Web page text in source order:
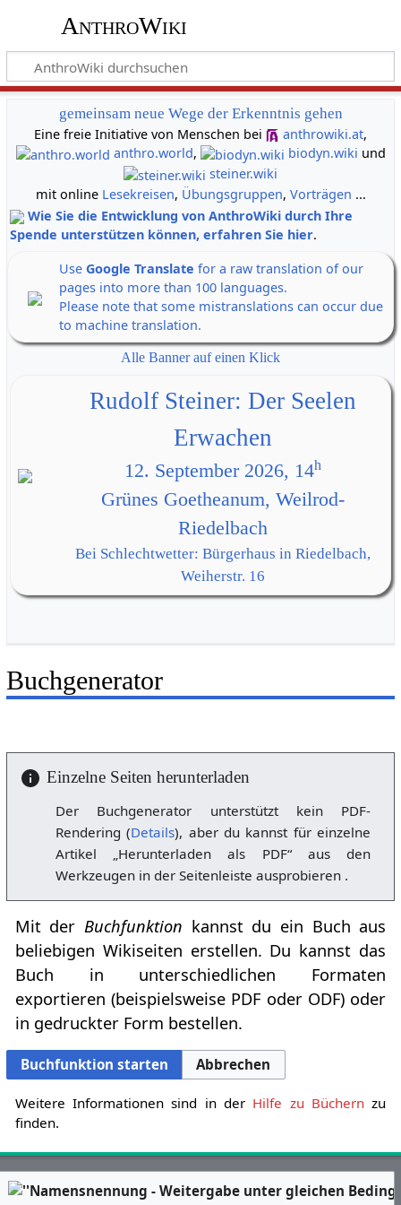
AnthroWiki
gemeinsam neue Wege der Erkenntnis gehen
Eine freie Initiative von Menschen bei
anthrowiki.at,
anthro.world, biodyn.wiki und
steiner.wiki
mit online Lesekreisen, Übungsgruppen, Vorträgen ...
Wie Sie die Entwicklung von AnthroWiki durch Ihre
Spende unterstützen können, erfahren Sie hier.
Use Google Translate for a raw translation of our
pages into more than 100 languages.
Please note that some mistranslations can occur due
to machine translation.
Alle Banner auf einen Klick
Rudolf Steiner: Der Seelen
Erwachen
12. September 2026, 14h
Grünes Goetheanum, Weilrod-
Riedelbach
Bei Schlechtwetter: Bürgerhaus in Riedelbach,
Weiherstr. 16
Buchgenerator
Einzelne Seiten herunterladen
Der Buchgenerator unterstützt kein PDF-
Rendering (Details), aber du kannst für einzelne
Artikel „Herunterladen als PDF“ aus den
Werkzeugen in der Seitenleiste ausprobieren .
Mit derBuchfunktion kannst du ein Buch aus
beliebigen Wikiseiten erstellen. Du kannst das
Buch in unterschiedlichen Formaten
exportieren (beispielsweise PDF oder ODF) oder
in gedruckter Form bestellen.
Buchfunktion starten Abbrechen
Weitere Informationen sind in der Hilfe zu Büchernzu
finden.